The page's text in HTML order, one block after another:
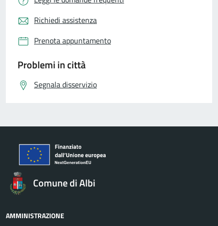
Richiedi assistenza
Prenota appuntamento
Problemi in città
Segnala disservizio
Comune di Albi
AMMINISTRAZIONE